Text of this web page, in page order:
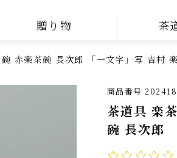
贈り物 茶
赤楽茶碗 長次郎 「一文字」写 吉村
商品番号 202418
茶道具 楽
碗 長次郎